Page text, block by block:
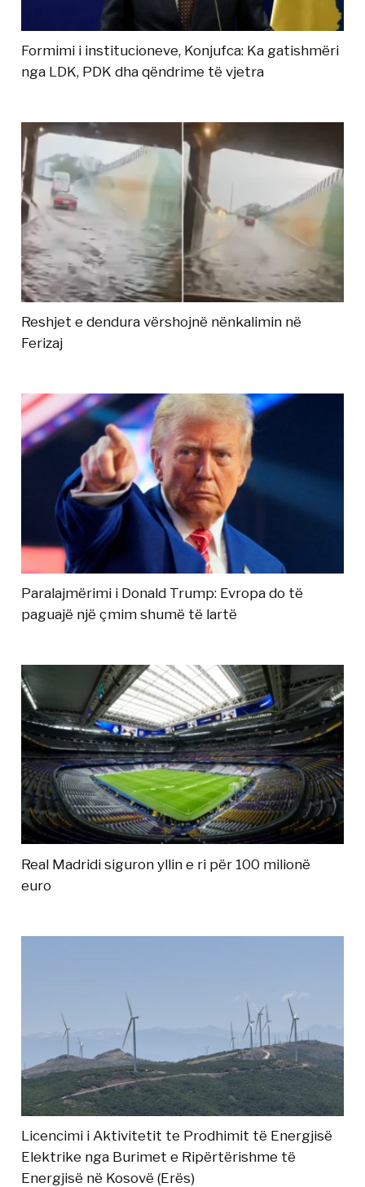
Formimi i institucioneve, Konjufca: Ka gatishmëri
nga LDK, PDK dha qëndrime të vjetra
Reshjet e dendura vërshojnë nënkalimin në
Ferizaj
Paralajmërimi i Donald Trump: Evropa do të
paguajë një çmim shumë të lartë
Real Madridi siguron yllin e ri për 100 milionë
euro
Licencimi i Aktivitetit te Prodhimit të Energjisë
Elektrike nga Burimet e Ripërtërishme të
Energjisë në Kosovë (Erës)